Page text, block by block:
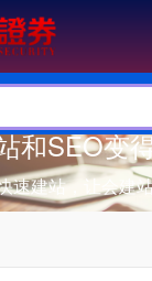
和SEO变
速建站，让会建